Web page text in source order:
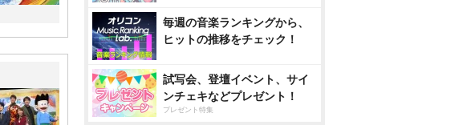
毎週の音楽ランキングから、
ヒットの推移をチェック！
試写会、登壇イベント、サイ
ンチェキなどプレゼント！
プレゼント特集